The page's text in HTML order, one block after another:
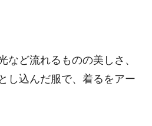
など流れるものの美しさ、
し込んだ服で、着るをアー